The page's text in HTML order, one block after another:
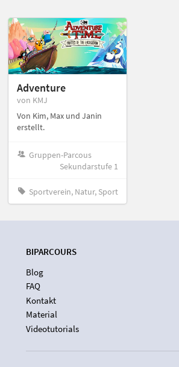
Adventure
von KMJ
Von Kim, Max und Janin
erstellt.
Gruppen-Parcous
Sekundarstufe 1
Sportverein, Natur, Sport
BIPARCOURS
Blog
FAQ
Kontakt
Material
Videotutorials